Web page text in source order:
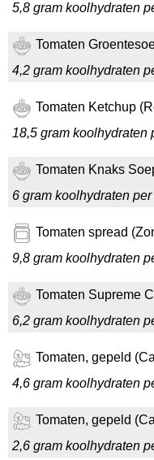
5,8 gram koolhydraten
Tomaten
4,2 gram koolhydraten
Tomaten Ketchup
18,5 gram koolhydraten
Tomaten Knaks
6 gram koolhydraten per
Tomaten spread
9,8 gram koolhydraten
Tomaten Supreme
6,2 gram koolhydraten
Tomaten, gepeld
4,6 gram koolhydraten
Tomaten, gepeld
2,6 gram koolhydraten